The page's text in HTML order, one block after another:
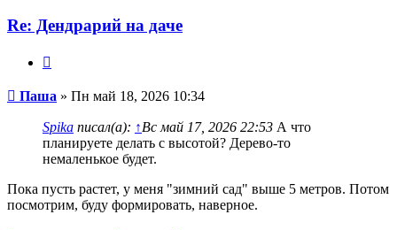
Re: Дендрарий на даче
Сообщение
Паша » Пн май 18, 2026 10:34
Spika писал(а): ↑Вс май 17, 2026 22:53 А что
планируете делать с высотой? Дерево-то
немаленькое будет.
Пока пусть растет, у меня "зимний сад" выше 5 метров. Потом
посмотрим, буду формировать, наверное.